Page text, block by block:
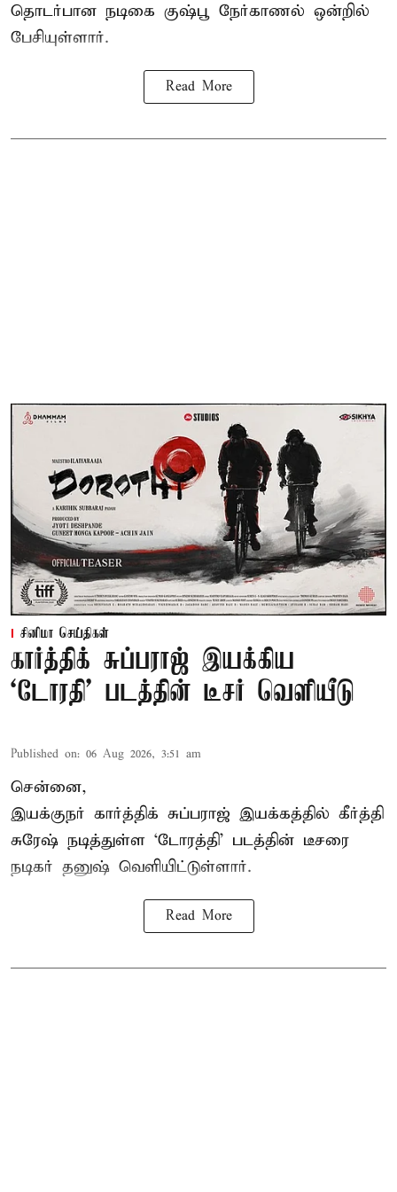
தொடர்பான நடிகை குஷ்பூ நேர்காணல் ஒன்றில்
பேசியுள்ளார்.
Read More
சினிமா செய்திகள்
கார்த்திக் சுப்பராஜ் இயக்கிய
`டோரதி' படத்தின் டீசர் வெளியீடு
Published on: 06 Aug 2026, 3:51 am
சென்னை,
இயக்குநர் கார்த்திக் சுப்பராஜ் இயக்கத்தில் கீர்த்தி
சுரேஷ் நடித்துள்ள `டோரத்தி' படத்தின் டீசரை
நடிகர் தனுஷ் வெளியிட்டுள்ளார்.
Read More